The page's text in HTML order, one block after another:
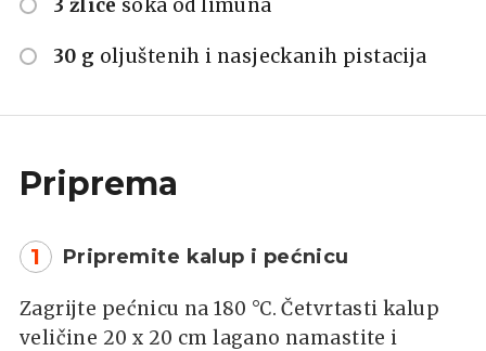
3 žlice soka od limuna
30 g oljuštenih i nasjeckanih pistacija
Priprema
1 Pripremite kalup i pećnicu
Zagrijte pećnicu na 180 °C. Četvrtasti kalup
veličine 20 x 20 cm lagano namastite i